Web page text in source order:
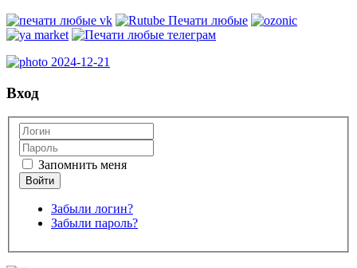
Вход
Запомнить меня
Забыли логин?
Забыли пароль?